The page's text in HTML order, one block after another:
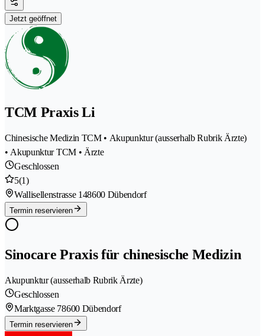
Jetzt geöffnet
TCM Praxis Li
Chinesische Medizin TCM • Akupunktur (ausserhalb Rubrik Ärzte)
• Akupunktur TCM • Ärzte
Geschlossen
5(1)
Wallisellenstrasse 148600 Dübendorf
Termin reservieren
Sinocare Praxis für chinesische Medizin
Akupunktur (ausserhalb Rubrik Ärzte)
Geschlossen
Marktgasse 78600 Dübendorf
Termin reservieren